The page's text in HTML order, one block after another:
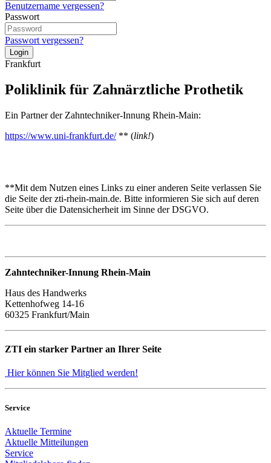
Benutzername vergessen?
Passwort
Passwort vergessen?
Login
Frankfurt
Poliklinik für Zahnärztliche Prothetik
Ein Partner der Zahntechniker-Innung Rhein-Main:
https://www.uni-frankfurt.de/** (link!)
**Mit dem Nutzen eines Links zu einer anderen Seite verlassen Sie
die Seite der zti-rhein-main.de. Bitte informieren Sie sich auf deren
Seite über die Datensicherheit im Sinne der DSGVO.
Zahntechniker-Innung Rhein-Main
Haus des Handwerks
Kettenhofweg 14-16
60325 Frankfurt/Main
ZTI ein starker Partner an Ihrer Seite
Hier können Sie Mitglied werden!
Service
Aktuelle Termine
Aktuelle Mitteilungen
Service